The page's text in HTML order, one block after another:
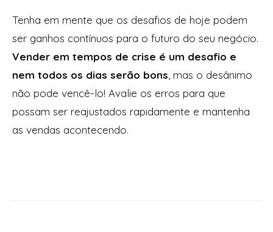
Tenha em mente que os desafios de hoje podem
ser ganhos contínuos para o futuro do seu negócio.
Vender em tempos de crise é um desafio e
nem todos os dias serão bons , mas o desânimo
não pode vencê-lo! Avalie os erros para que
possam ser reajustados rapidamente e mantenha
as vendas acontecendo.